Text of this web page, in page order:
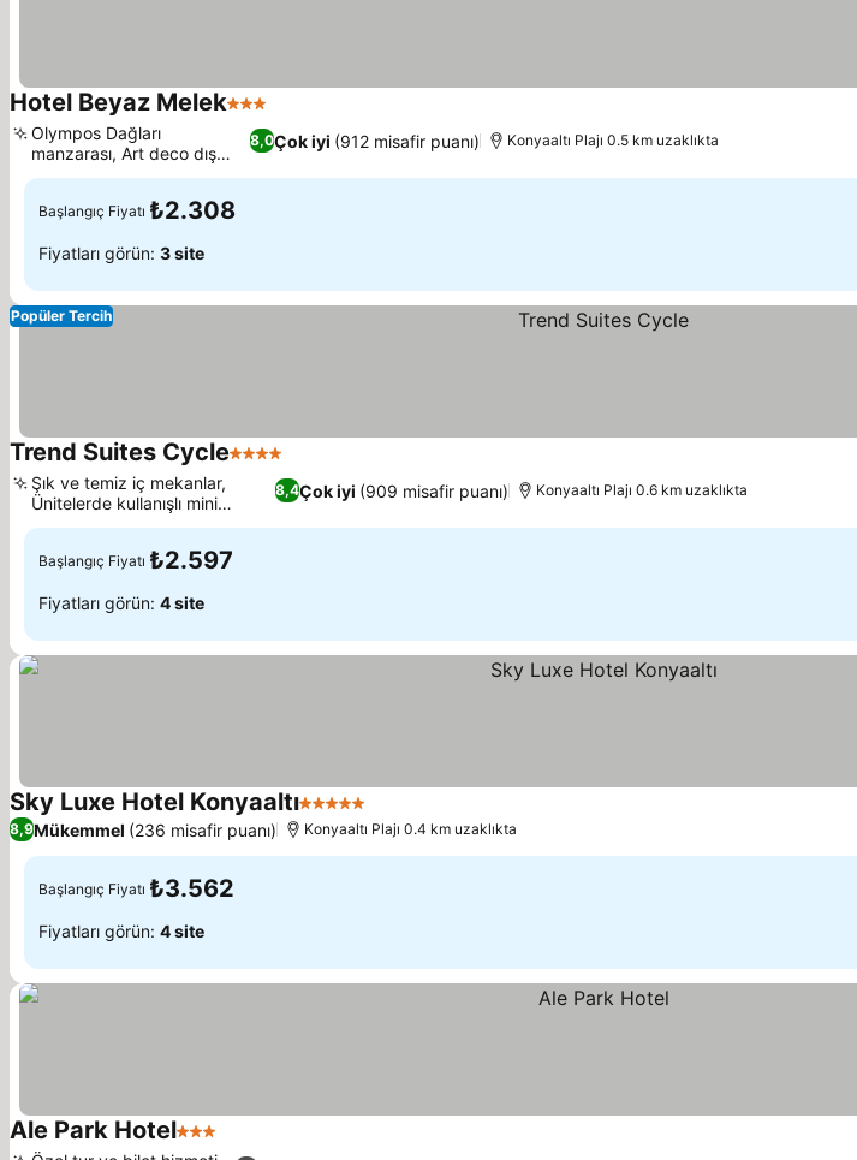
Hotel Beyaz Melek3 Yıldız
8,0Çok iyi (912 misafir puanı)
Olympos Dağları
manzarası, Art deco dış
tasarım
Konyaaltı Plajı 0.5 km uzaklıkta
Başlangıç Fiyatı ₺2.308
Fiyatları görün: 3 site
Popüler Tercih
Trend Suites Cycle4 Yıldız
8,4Çok iyi (909 misafir puanı)
Şık ve temiz iç mekanlar,
Ünitelerde kullanışlı mini
mutfak
Konyaaltı Plajı 0.6 km uzaklıkta
Başlangıç Fiyatı ₺2.597
Fiyatları görün: 4 site
Sky Luxe Hotel Konyaaltı5 Yıldız
8,9Mükemmel (236 misafir puanı) Konyaaltı Plajı 0.4 km uzaklıkta
Başlangıç Fiyatı ₺3.562
Fiyatları görün: 4 site
Ale Park Hotel3 Yıldız